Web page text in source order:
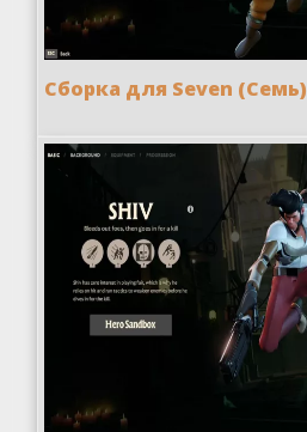
Сборка для Seven (Семь)